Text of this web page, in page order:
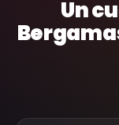
Un